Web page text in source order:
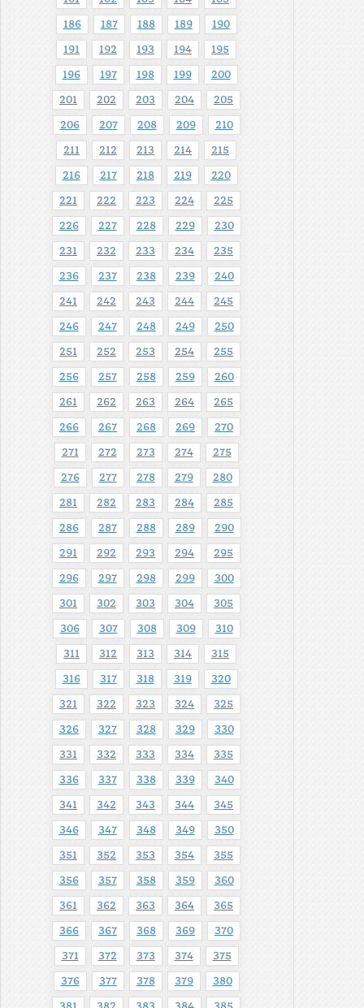
186 187 188 189 190
191 192 193 194 195
196 197 198 199 200
201 202 203 204 205
206 207 208 209 210
211 212 213 214 215
216 217 218 219 220
221 222 223 224 225
226 227 228 229 230
231 232 233 234 235
236 237 238 239 240
241 242 243 244 245
246 247 248 249 250
251 252 253 254 255
256 257 258 259 260
261 262 263 264 265
266 267 268 269 270
271 272 273 274 275
276 277 278 279 280
281 282 283 284 285
286 287 288 289 290
291 292 293 294 295
296 297 298 299 300
301 302 303 304 305
306 307 308 309 310
311 312 313 314 315
316 317 318 319 320
321 322 323 324 325
326 327 328 329 330
331 332 333 334 335
336 337 338 339 340
341 342 343 344 345
346 347 348 349 350
351 352 353 354 355
356 357 358 359 360
361 362 363 364 365
366 367 368 369 370
371 372 373 374 375
376 377 378 379 380